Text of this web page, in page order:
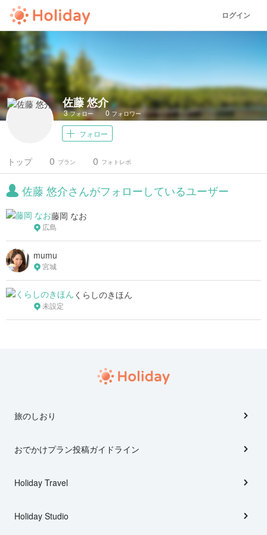
ログイン
佐藤 悠介
3フォロー 0 フォロワー
フォロー
トップ プラン
0 フォトレポ
0
佐藤 悠介さんがフォローしているユーザー
藤岡 なお
広島
mumu
宮城
くらしのきほん
未設定
旅のしおり
おでかけプラン投稿ガイドライン
Holiday Travel
Holiday Studio